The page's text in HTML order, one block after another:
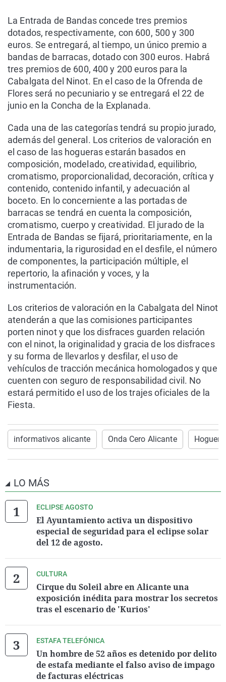
La Entrada de Bandas concede tres premios
dotados, respectivamente, con 600, 500 y 300
euros. Se entregará, al tiempo, un único premio a
bandas de barracas, dotado con 300 euros. Habrá
tres premios de 600, 400 y 200 euros para la
Cabalgata del Ninot. En el caso de la Ofrenda de
Flores será no pecuniario y se entregará el 22 de
junio en la Concha de la Explanada.
Cada una de las categorías tendrá su propio jurado,
además del general. Los criterios de valoración en
el caso de las hogueras estarán basados en
composición, modelado, creatividad, equilibrio,
cromatismo, proporcionalidad, decoración, crítica y
contenido, contenido infantil, y adecuación al
boceto. En lo concerniente a las portadas de
barracas se tendrá en cuenta la composición,
cromatismo, cuerpo y creatividad. El jurado de la
Entrada de Bandas se fijará, prioritariamente, en la
indumentaria, la rigurosidad en el desfile, el número
de componentes, la participación múltiple, el
repertorio, la afinación y voces, y la
instrumentación.
Los criterios de valoración en la Cabalgata del Ninot
atenderán a que las comisiones participantes
porten ninot y que los disfraces guarden relación
con el ninot, la originalidad y gracia de los disfraces
y su forma de llevarlos y desfilar, el uso de
vehículos de tracción mecánica homologados y que
cuenten con seguro de responsabilidad civil. No
estará permitido el uso de los trajes oficiales de la
Fiesta.
informativos alicante Onda Cero Alicante
LO MÁS
ECLIPSE AGOSTO
El Ayuntamiento activa un dispositivo
especial de seguridad para el eclipse solar
del 12 de agosto.
CULTURA
Cirque du Soleil abre en Alicante una
exposición inédita para mostrar los secretos
tras el escenario de 'Kurios'
ESTAFA TELEFÓNICA
Un hombre de 52 años es detenido por delito
de estafa mediante el falso aviso de impago
de facturas eléctricas